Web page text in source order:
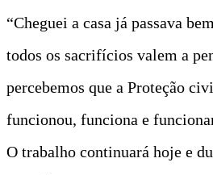
“Cheguei a casa já passava
todos os sacrifícios valem a
percebemos que a Proteção
funcionou, funciona e
O trabalho continuará hoje e